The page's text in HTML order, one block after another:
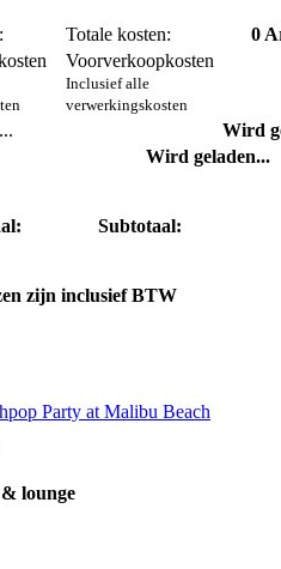
Totale kosten: 0
Voorverkoopkosten
Inclusief alle
verwerkingskosten
Wird
Wird geladen...
Subtotaal:
zijn inclusief BTW
lounge